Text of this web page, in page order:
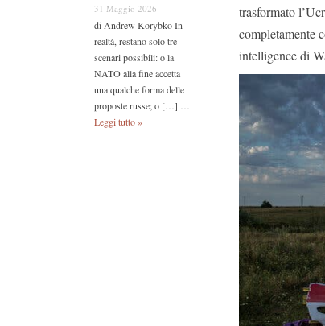
31 Maggio 2026
di Andrew Korybko In
realtà, restano solo tre
scenari possibili: o la
NATO alla fine accetta
una qualche forma delle
proposte russe; o […] …
Leggi tutto »
trasformato
completamente
intelligence di